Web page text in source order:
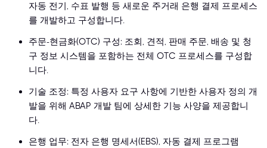
자동 전기, 수표 발행 등 새로운 주거래 은행 결제 프로세스
를 개발하고 구성합니다.
주문-현금화(OTC) 구성: 조회, 견적, 판매 주문, 배송 및 청
구 정보 시스템을 포함하는 전체 OTC 프로세스를 구성합
니다.
기술 조정: 특정 사용자 요구 사항에 기반한 사용자 정의 개
발을 위해 ABAP 개발 팀에 상세한 기능 사양을 제공합니
다.
은행 업무: 전자 은행 명세서(EBS), 자동 결제 프로그램